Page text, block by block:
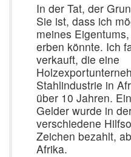
In der Tat, der
Sie ist, dass ich
meines
erben könnte. Ich
verkauft, die eine
Stahlindustrie in
über 10 Jahren.
Gelder wurde in
verschiedene
Zeichen bezahlt,
Afrika.